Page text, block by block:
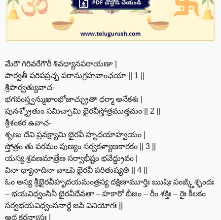
మేరౌ గిరివరేగౌరీ శివధ్యానపరాయణా |
పార్వతీ పరిపప్రచ్ఛ పరానుగ్రహవాంఛయా || 1 ||
శ్రీపార్వత్యువాచ-
భగవంస్త్వన్ముఖాంభోజాచ్ఛ్రుతా ధర్మా అనేకశః |
పునశ్శ్రోతుం సమిచ్ఛామి భైరవీస్తోత్రముత్తమం || 2 ||
శ్రీశంకర ఉవాచ-
శృణు దేవి ప్రవక్ష్యామి భైరవీ హృదయాహ్వయం |
స్తోత్రం తు పరమం పుణ్యం సర్వకళ్యాణకారకం || 3 ||
యస్య శ్రవణమాత్రేణ సర్వాభీష్టం భవేద్ధ్రువం |
వినా ధ్యానాదినా వాఽపి భైరవీ పరితుష్యతి || 4 ||
ఓం అస్య శ్రీభైరవీహృదయమంత్రస్య దక్షిణామూర్తిః ఋషిః పంఙ్క్తిశ్ఛందః
– భయవిధ్వంసినీ భైరవీదేవతా – హకారో బీజం – రీం శక్తిః – రైః కీలకం
సర్వభయవిధ్వంసనార్థే జపే వినియోగః ||
అథ కరన్యాసః |